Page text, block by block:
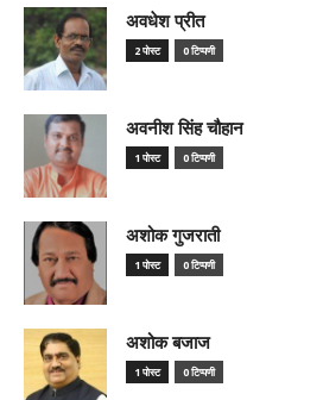
अवधेश प्रीत
2 पोस्ट 0 टिप्पणी
अवनीश सिंह चौहान
1 पोस्ट 0 टिप्पणी
अशोक गुजराती
1 पोस्ट 0 टिप्पणी
अशोक बजाज
1 पोस्ट 0 टिप्पणी